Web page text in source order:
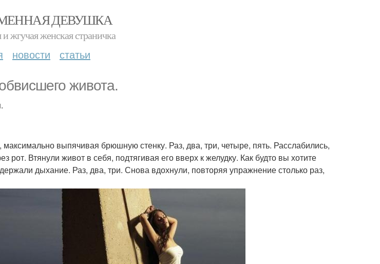
ДЕВУШКА
жгучая женская страничка
новости статьи
живота.
максимально выпячивая брюшную стенку. Раз, два, три, четыре, пять. Расслабились,
рот. Втянули живот в себя, подтягивая его вверх к желудку. Как будто вы хотите
дыхание. Раз, два, три. Снова вдохнули, повторяя упражнение столько раз,